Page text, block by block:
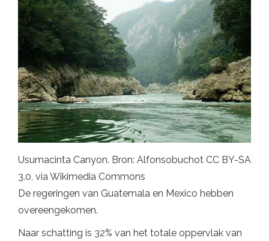
Usumacinta Canyon. Bron: Alfonsobuchot CC BY-SA
3.0, via Wikimedia Commons
De regeringen van Guatemala en Mexico hebben
overeengekomen.
Naar schatting is 32% van het totale oppervlak van